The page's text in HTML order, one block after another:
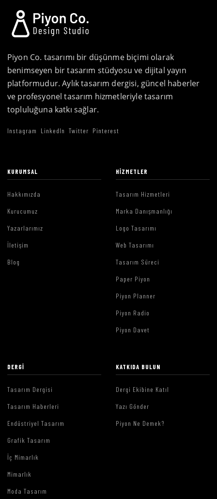
Piyon Co. tasarımı bir düşünme biçimi olarak
benimseyen bir tasarım stüdyosu ve dijital yayın
platformudur. Aylık tasarım dergisi, güncel haberler
ve profesyonel tasarım hizmetleriyle tasarım
topluluğuna katkı sağlar.
Instagram LinkedIn Twitter Pinterest
KURUMSAL
Hakkımızda
Kurucumuz
Yazarlarımız
İletişim
Blog
HIZMETLER
Tasarım Hizmetleri
Marka Danışmanlığı
Logo Tasarımı
Web Tasarımı
Tasarım Süreci
Paper Piyon
Piyon Planner
Piyon Radio
Piyon Davet
DERGI
Tasarım Dergisi
Tasarım Haberleri
Endüstriyel Tasarım
Grafik Tasarım
İç Mimarlık
Mimarlık
Moda Tasarım
KATKIDA BULUN
Dergi Ekibine Katıl
Yazı Gönder
Piyon Ne Demek?